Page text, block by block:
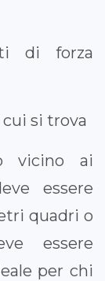
di forza
si trova
vicino ai
essere
quadri o
essere
per chi